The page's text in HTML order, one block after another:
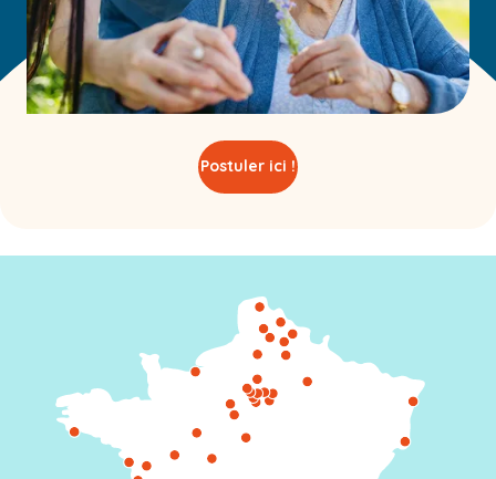
Postuler ici !